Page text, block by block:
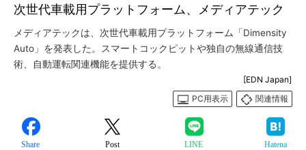
次世代車載用プラットフォーム、メディアテック
メディアテックは、次世代車載用プラットフォーム「Dimensity
Auto」を発表した。スマートコックピットや独自の無線通信技
術、自動運転関連機能を提供する。
[EDN Japan]
PC用表示
関連情報
Share Post LINE Hatena